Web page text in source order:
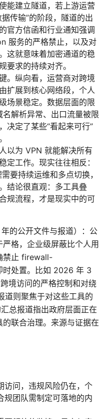
能建立隧道，若上游运营
传输”的阶段，隧道的出
官方信函和行业通知强调
服务的严格禁止，以及对
这就意味着加密通道的稳
要求的持续对齐。
。纵向看，运营商对跨境
扩展到核心网络段，个人
场景稳定。数据层面的限
解析异常、出口流量被限
决定了某些“看起来可行”
以为 VPN 就能解决所有
定工作。现实往往相反：
要持续运维和多点切换，
结论很直观：多工具叠
规流程，才是现实中的可
的公开文件与报道）：公
格，企业级屏蔽比个人用
禁止 firewall-
处置。比如 2026 年 3
境访问的严格控制和对绕
道则聚焦于对这些工具的
总报道指出政府层面正在
联合治理。来源与证据在
访问，违规风险仍在，个
规团队需制定可落地的内